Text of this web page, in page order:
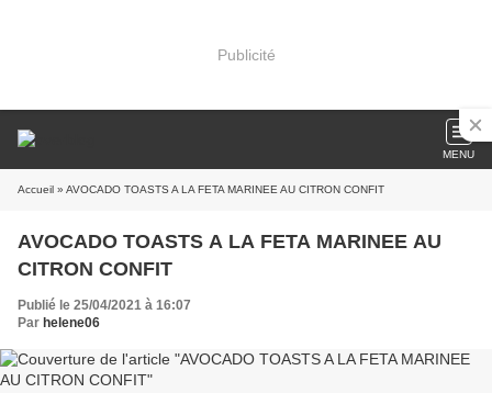
Publicité
MENU
Accueil » AVOCADO TOASTS A LA FETA MARINEE AU CITRON CONFIT
AVOCADO TOASTS A LA FETA MARINEE AU
CITRON CONFIT
Publié le 25/04/2021 à 16:07
Par helene06